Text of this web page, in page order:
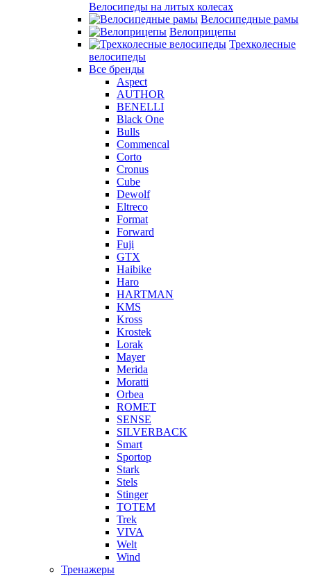
Велосипеды на литых колесах
Велосипедные рамы
Велоприцепы
Трехколесные
велосипеды
Все бренды
Aspect
AUTHOR
BENELLI
Black One
Bulls
Commencal
Corto
Cronus
Cube
Dewolf
Eltreco
Format
Forward
Fuji
GTX
Haibike
Haro
HARTMAN
KMS
Kross
Krostek
Lorak
Mayer
Merida
Moratti
Orbea
ROMET
SENSE
SILVERBACK
Smart
Sportop
Stark
Stels
Stinger
TOTEM
Trek
VIVA
Welt
Wind
Тренажеры